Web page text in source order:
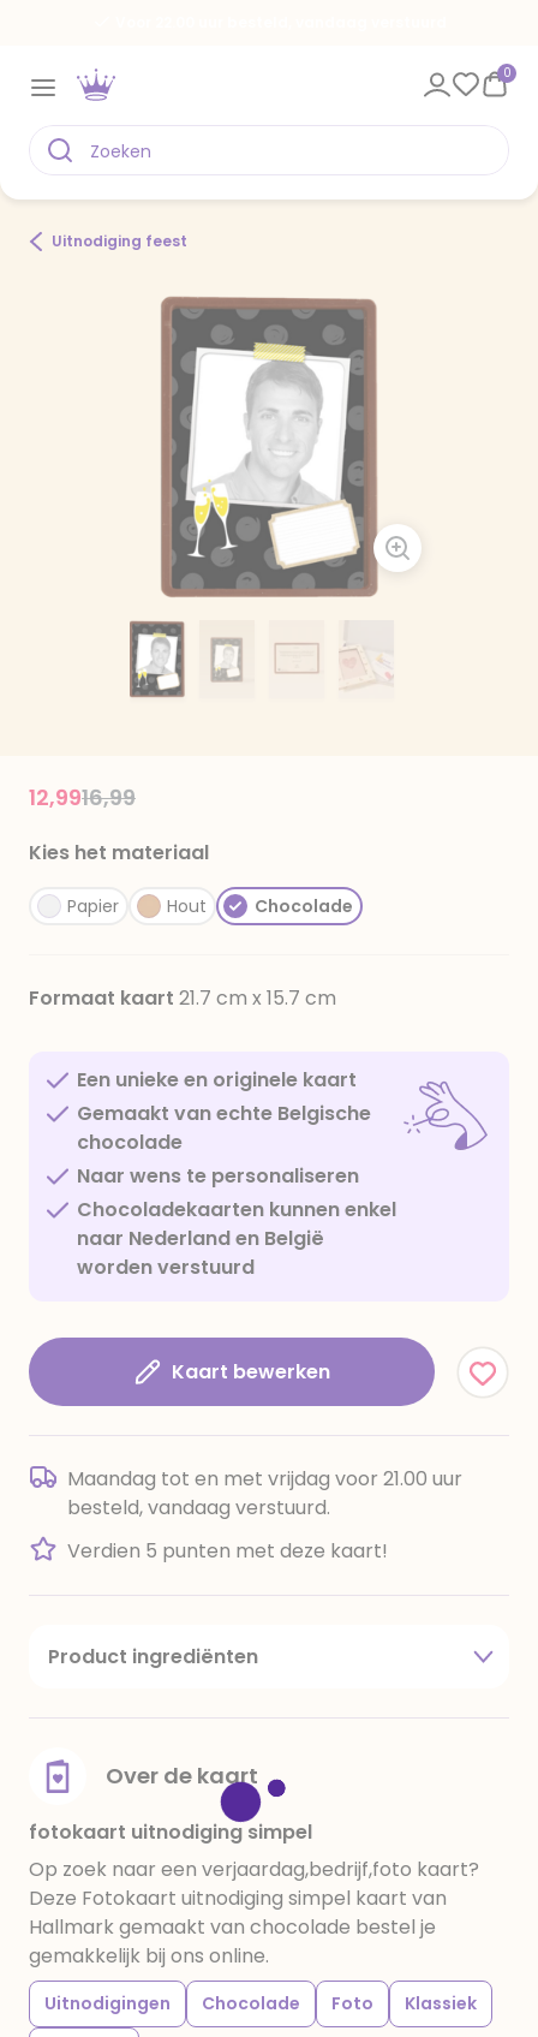
0
Uitnodiging feest
Price reduced from
16,99to
12,99
Kies het materiaal
Papier Hout Chocolade
Formaat kaart 21.7 cm x 15.7 cm
Een unieke en originele kaart
Gemaakt van echte Belgische
chocolade
Naar wens te personaliseren
Chocoladekaarten kunnen enkel
naar Nederland en België
worden verstuurd
Kaart bewerken
Maandag tot en met vrijdag voor 21.00 uur
besteld, vandaag verstuurd.
Verdien 5 punten met deze kaart!
Product ingrediënten
amandelen,cacaomassa, emulgator (sojalecithine),
voedingszuur: citroenzuur E 330, verdikkingsmiddel
E415, water, bevochtigingsmiddel E422, emulgator:
E433, kleurstoffen: E102, E110, E122: kan de activiteit en
concentratie van kinderen negatief beïnvloeden,
E133, E151. Chocolade bevat ten minste 34%
cacaobestanddelen. Kan sporen van gluten
bevatten. Koel en droog bewaren.
Over de kaart
fotokaart uitnodiging simpel
Op zoek naar een verjaardag,bedrijf,foto kaart?
Deze Fotokaart uitnodiging simpel kaart van
Hallmark gemaakt van chocolade bestel je
gemakkelijk bij ons online.
Uitnodigingen Chocolade Foto
Klassiek